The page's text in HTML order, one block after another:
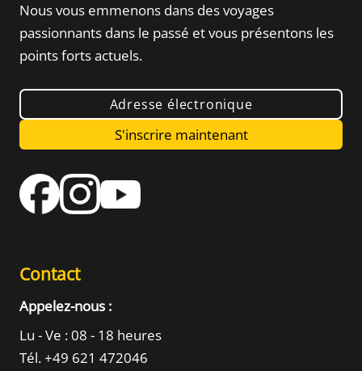
Nous vous emmenons dans des voyages
passionnants dans le passé et vous présentons les
points forts actuels.
Adresse électronique
S'inscrire maintenant
Contact
Appelez-nous :
Lu - Ve : 08 - 18 heures
Tél. +49 621 472046